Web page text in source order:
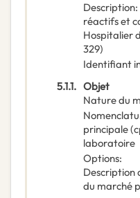
Description:
réactifs et
Hospitalier
329)
Identifiant
5.1.1. Objet
Nature du
principale(
laboratoire
Options:
Description
du marché